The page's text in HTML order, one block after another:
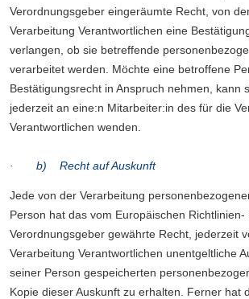
Verordnungsgeber eingeräumte Recht, von
Verarbeitung Verantwortlichen eine
verlangen, ob sie betreffende
verarbeitet werden. Möchte eine betroffene
Bestätigungsrecht in Anspruch nehmen, kann
jederzeit an eine:n Mitarbeiter:in des für die
Verantwortlichen wenden.
· b) Recht auf Auskunft
Jede von der Verarbeitung
Person hat das vom Europäischen Richtlinien-
Verordnungsgeber gewährte Recht, jederzeit
Verarbeitung Verantwortlichen unentgeltliche
seiner Person gespeicherten
Kopie dieser Auskunft zu erhalten. Ferner hat